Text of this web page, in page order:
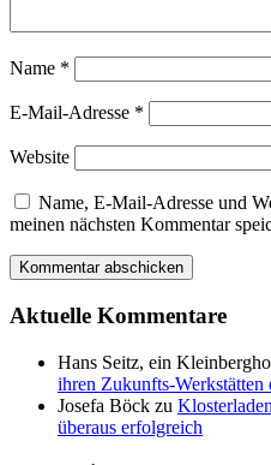
Name *
E-Mail-Adresse *
Website
Name, E-Mail-Adresse und
meinen nächsten Kommentar
Aktuelle Kommentare
Hans Seitz, ein
ihren Zukunfts-Werkstätten
Josefa Böck zu
überaus erfolgreich